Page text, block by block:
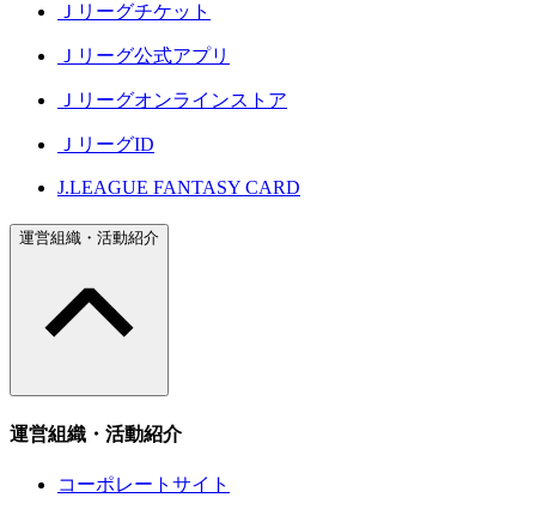
Ｊリーグチケット
Ｊリーグ公式アプリ
Ｊリーグオンラインストア
ＪリーグID
J.LEAGUE FANTASY CARD
運営組織・活動紹介
運営組織・活動紹介
コーポレートサイト